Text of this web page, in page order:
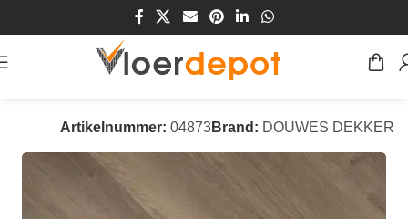
/Vloeren/PVC Vloeren
Artikelnummer: 04873Brand: DOUWES DEKKER